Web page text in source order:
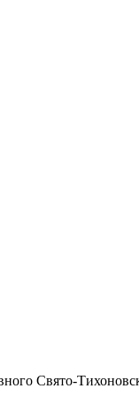
Свято-